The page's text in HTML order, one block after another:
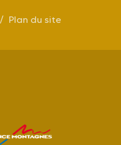
Plan du site